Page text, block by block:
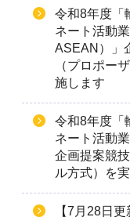
令和8年度「
ネート活動
ASEAN）」
（プロポー
施します
令和8年度「
ネート活動
企画提案競
ル方式）を
【7月28日